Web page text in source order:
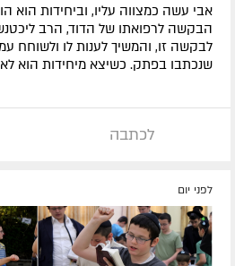
אבי עשה כמצווה עליו, וביחידות הוא
הבקשה לרפואתו של הדוד, הרב
לבקשה זו, והמשיך לענות לו ולשוחח
שנכתבו בפתק. כשיצא מיחידות הוא לא
לכתבה
לפני יום